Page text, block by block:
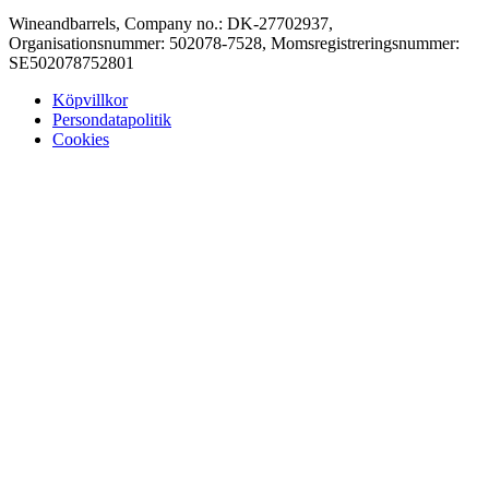
Wineandbarrels, Company no.: DK-27702937,
Organisationsnummer: 502078-7528, Momsregistreringsnummer:
SE502078752801
Köpvillkor
Persondatapolitik
Cookies